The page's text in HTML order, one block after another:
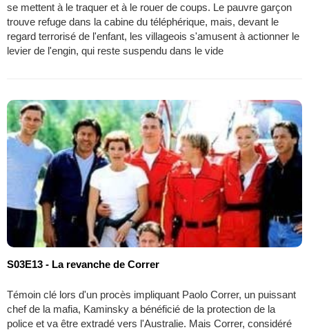
se mettent à le traquer et à le rouer de coups. Le pauvre garçon
trouve refuge dans la cabine du téléphérique, mais, devant le
regard terrorisé de l'enfant, les villageois s'amusent à actionner le
levier de l'engin, qui reste suspendu dans le vide
S03E13 - La revanche de Correr
Témoin clé lors d'un procès impliquant Paolo Correr, un puissant
chef de la mafia, Kaminsky a bénéficié de la protection de la
police et va être extradé vers l'Australie. Mais Correr, considéré